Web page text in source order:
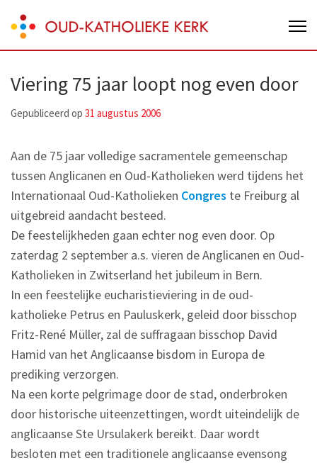
to
content
Enter)
Oud-Katholieke Kerk van Nederland
Viering 75 jaar loopt nog even door
Gepubliceerd op 31 augustus 2006
Aan de 75 jaar volledige sacramentele gemeenschap
tussen Anglicanen en Oud-Katholieken werd tijdens het
Internationaal Oud-Katholieken Congres te Freiburg al
uitgebreid aandacht besteed.
De feestelijkheden gaan echter nog even door. Op
zaterdag 2 september a.s. vieren de Anglicanen en Oud-
Katholieken in Zwitserland het jubileum in Bern.
In een feestelijke eucharistieviering in de oud-
katholieke Petrus en Pauluskerk, geleid door bisschop
Fritz-René Müller, zal de suffragaan bisschop David
Hamid van het Anglicaanse bisdom in Europa de
prediking verzorgen.
Na een korte pelgrimage door de stad, onderbroken
door historische uiteenzettingen, wordt uiteindelijk de
anglicaanse Ste Ursulakerk bereikt. Daar wordt
besloten met een traditionele anglicaanse evensong